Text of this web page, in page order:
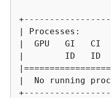
|
|  GPU   GI   CI
|        ID
|  No running